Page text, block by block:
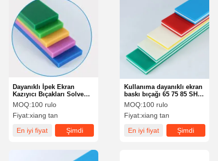
Dayanıklı İpek Ekran
Kazıyıcı Bıçakları Solvente
Dayanıklı Poliüretan
Kazıyıcı Serigrafi İçin
MOQ:100 rulo
Fiyat:xiang tan
En iyi fiyat
Şimdi
Kullanıma dayanıklı ekran
baskı bıçağı 65 75 85 SHA
Anti UV Squeegee
Durometer
MOQ:100 rulo
Fiyat:xiang tan
En iyi fiyat
Şimdi